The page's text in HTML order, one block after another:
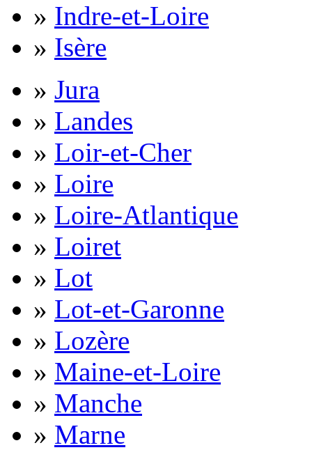
» Indre-et-Loire
» Isère
» Jura
» Landes
» Loir-et-Cher
» Loire
» Loire-Atlantique
» Loiret
» Lot
» Lot-et-Garonne
» Lozère
» Maine-et-Loire
» Manche
» Marne